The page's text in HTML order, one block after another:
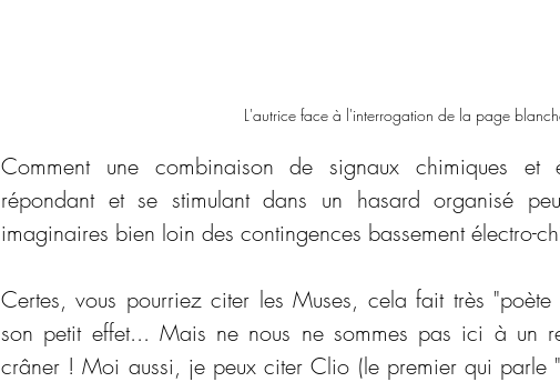
L'autrice face à l'interrogation de la page
Comment une combinaison de signaux chimiques et
répondant et se stimulant dans un hasard organisé
imaginaires bien loin des contingences bassement électro-
Certes, vous pourriez citer les Muses, cela fait très
son petit effet... Mais ne nous ne sommes pas ici à un
crâner ! Moi aussi, je peux citer Clio (le premier qui parle